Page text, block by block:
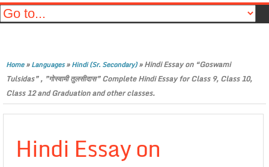
Home»Languages»Hindi (Sr. Secondary)»Hindi Essay on “Goswami
Tulsidas” , ”गोस्वामी तुलसीदास” Complete Hindi Essay for Class 9, Class 10,
Class 12 and Graduation and other classes.
Hindi Essay on